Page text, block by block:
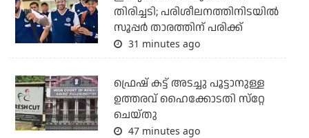
തിരിച്ചടി; പരിശീലനത്തിനിടയില്‍
സൂപ്പര്‍ താരത്തിന് പരിക്ക്
31 minutes ago
ഫ്രെഷ് കട്ട് അടച്ചു പൂട്ടാനുള്ള
ഉത്തരവ് ഹൈക്കോടതി സ്‌റ്റേ
ചെയ്തു
47 minutes ago